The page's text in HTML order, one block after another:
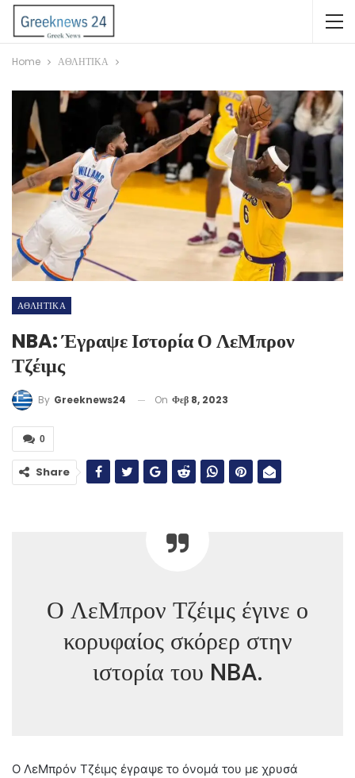
Home ΑΘΛΗΤΙΚΑ
ΑΘΛΗΤΙΚΑ
NBA: Έγραψε Ιστορία Ο ΛεΜπρον
Τζέιμς
By Greeknews24 On Φεβ 8, 2023
0
Share
Ο ΛεΜπρον Τζέιμς έγινε ο
κορυφαίος σκόρερ στην
ιστορία του NBA.
Ο ΛεMπρόν Τζέιμς έγραψε το όνομά του με χρυσά